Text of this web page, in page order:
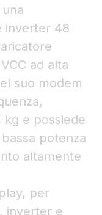
inverter 48
ad alta
suo modem
kg e possiede
potenza
altamente
per
inverter e